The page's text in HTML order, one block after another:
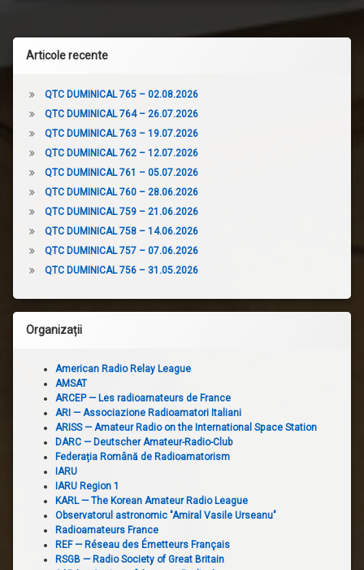
Articole recente
QTC DUMINICAL 765 – 02.08.2026
QTC DUMINICAL 764 – 26.07.2026
QTC DUMINICAL 763 – 19.07.2026
QTC DUMINICAL 762 – 12.07.2026
QTC DUMINICAL 761 – 05.07.2026
QTC DUMINICAL 760 – 28.06.2026
QTC DUMINICAL 759 – 21.06.2026
QTC DUMINICAL 758 – 14.06.2026
QTC DUMINICAL 757 – 07.06.2026
QTC DUMINICAL 756 – 31.05.2026
Organizații
American Radio Relay League
AMSAT
ARCEP — Les radioamateurs de France
ARI — Associazione Radioamatori Italiani
ARISS — Amateur Radio on the International Space Station
DARC — Deutscher Amateur-Radio-Club
Federația Română de Radioamatorism
IARU
IARU Region 1
KARL — The Korean Amateur Radio League
Observatorul astronomic "Amiral Vasile Urseanu"
Radioamateurs France
REF — Réseau des Émetteurs Français
RSGB — Radio Society of Great Britain